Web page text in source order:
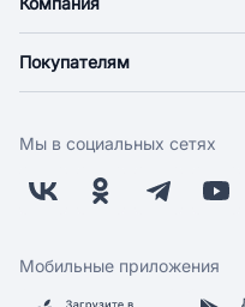
Новости
Поставщикам
Заводчикам
Обратная связь
Покупателям
Оплата
Бонусная программа
Скидки и акции
Мы в социальных сетях
Мобильные приложения